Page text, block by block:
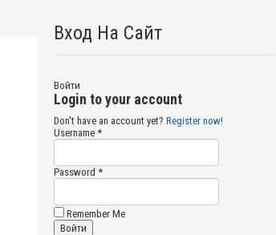
Вход На Сайт
Войти
Login to your account
Don't have an account yet? Register now!
Username *
Password *
Remember Me